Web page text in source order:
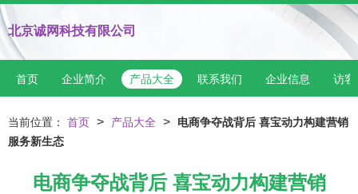
北京诚网科技有限公司
首页 企业简介 产品大全 联系我们 企业信息 访客
当前位置： 首页 > 产品大全 >
电商争夺战背后 喜宝动力构建营销
服务新生态
电商争夺战背后 喜宝动力构建营销